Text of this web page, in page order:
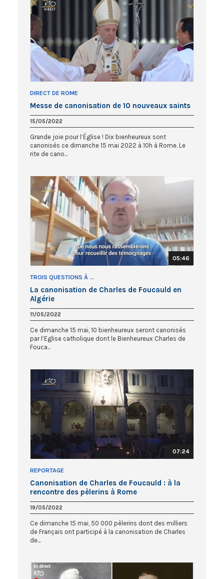
DIRECT DE ROME
Messe de canonisation de 10 nouveaux saints
15/05/2022
Grande joie pour l’Église ! Dix bienheureux sont
canonisés ce dimanche 15 mai 2022 à 10h à Rome. Le
rite de cano...
05:46
TROIS QUESTIONS À ...
La canonisation de Charles de Foucauld en
Algérie
11/05/2022
Ce dimanche 15 mai, 10 bienheureux seront canonisés
par l’Eglise catholique dont le Bienheureux Charles de
Fouca...
07:24
REPORTAGE
Canonisation de Charles de Foucauld : à la
rencontre des pèlerins à Rome
19/05/2022
Ce dimanche 15 mai, 50 000 pèlerins dont des milliers
de Français ont participé à la canonisation de Charles
de...